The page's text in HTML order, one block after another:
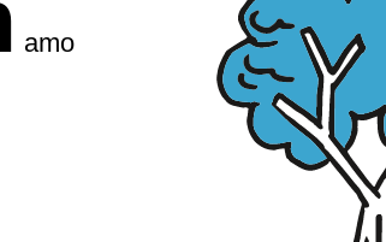
amo